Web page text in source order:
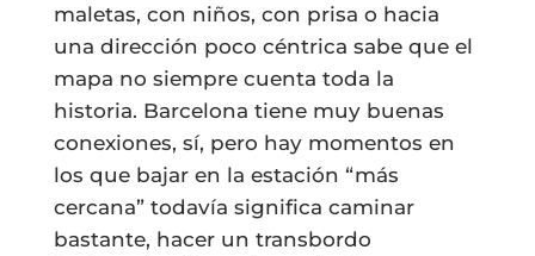
maletas, con niños, con prisa o hacia
una dirección poco céntrica sabe que el
mapa no siempre cuenta toda la
historia. Barcelona tiene muy buenas
conexiones, sí, pero hay momentos en
los que bajar en la estación “más
cercana” todavía significa caminar
bastante, hacer un transbordo